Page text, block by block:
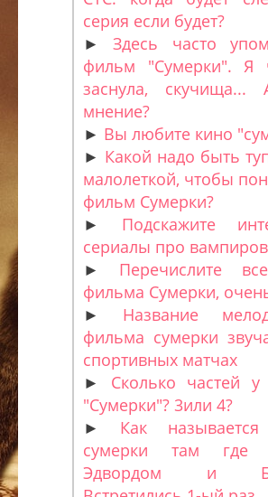
серия если будет?
►Здесь часто
фильм "Сумерки". Я
заснула,
мнение?
► Вы любите кино
► Какой надо быть
малолеткой, чтобы
фильм Сумерки?
► Подскажите
сериалы про
► Перечислите
фильма Сумерки,
► Название
фильма сумерки
спортивных матчах
► Сколько частей
"Сумерки"? 3или 4?
► Как
сумерки там
Эдвордом и